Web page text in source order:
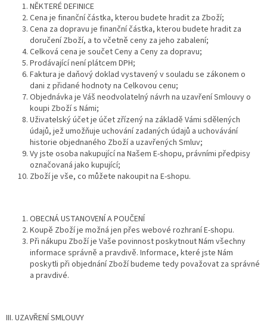
NĚKTERÉ DEFINICE
Cena je finanční částka, kterou budete hradit za Zboží;
Cena za dopravu je finanční částka, kterou budete hradit za
doručení Zboží, a to včetně ceny za jeho zabalení;
Celková cena je součet Ceny a Ceny za dopravu;
Prodávající není plátcem DPH;
Faktura je daňový doklad vystavený v souladu se zákonem o
dani z přidané hodnoty na Celkovou cenu;
Objednávka je Váš neodvolatelný návrh na uzavření Smlouvy o
koupi Zboží s Námi;
Uživatelský účet je účet zřízený na základě Vámi sdělených
údajů, jež umožňuje uchování zadaných údajů a uchovávání
historie objednaného Zboží a uzavřených Smluv;
Vy jste osoba nakupující na Našem E-shopu, právními předpisy
označovaná jako kupující;
Zboží je vše, co můžete nakoupit na E-shopu.
OBECNÁ USTANOVENÍ A POUČENÍ
Koupě Zboží je možná jen přes webové rozhraní E-shopu.
Při nákupu Zboží je Vaše povinnost poskytnout Nám všechny
informace správně a pravdivě. Informace, které jste Nám
poskytli při objednání Zboží budeme tedy považovat za správné
a pravdivé.
III. UZAVŘENÍ SMLOUVY